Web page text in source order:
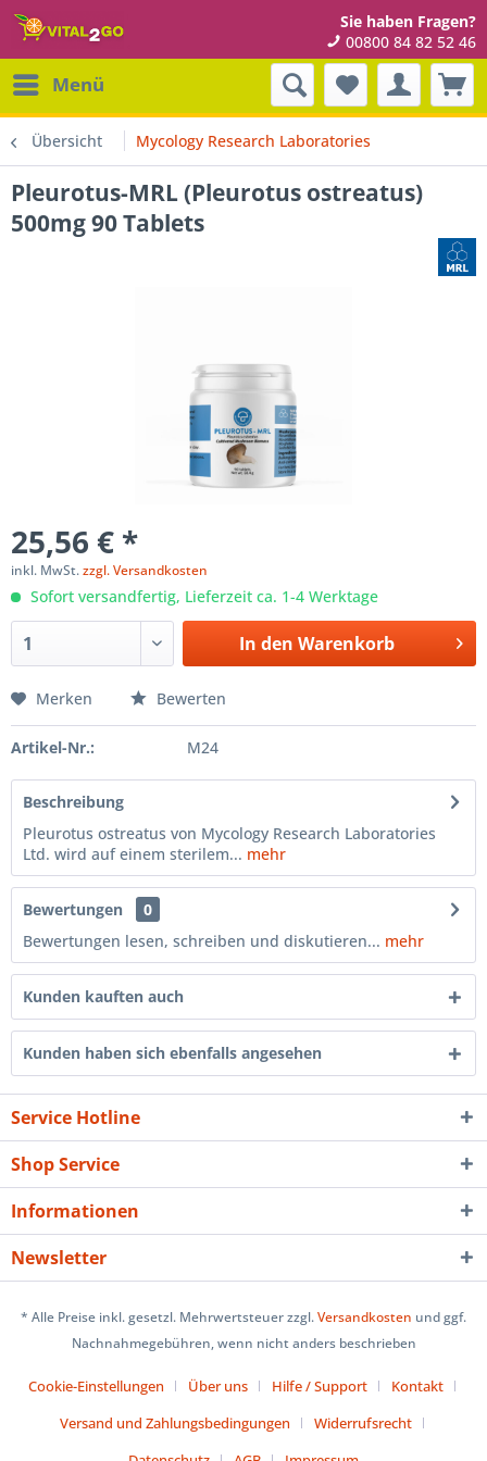
Sie haben Fragen?
00800 84 82 52 46
Menü
Übersicht Mycology Research Laboratories
Pleurotus-MRL (Pleurotus ostreatus)
500mg 90 Tablets
25,56 € *
inkl. MwSt.zzgl. Versandkosten
Sofort versandfertig, Lieferzeit ca. 1-4 Werktage
In den Warenkorb
Merken Bewerten
Artikel-Nr.: M24
Beschreibung
Pleurotus ostreatus von Mycology Research Laboratories
Ltd. wird auf einem sterilem... mehr
Bewertungen
0
Bewertungen lesen, schreiben und diskutieren... mehr
Kunden kauften auch
Kunden haben sich ebenfalls angesehen
Service Hotline
Shop Service
Informationen
Newsletter
* Alle Preise inkl. gesetzl. Mehrwertsteuer zzgl.Versandkosten und ggf.
Nachnahmegebühren, wenn nicht anders beschrieben
Cookie-Einstellungen Über uns Hilfe / Support
Kontakt
Versand und Zahlungsbedingungen
Widerrufsrecht